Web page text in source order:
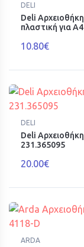
DELI
Deli
πλαστική για
10.80€
DELI
Deli
231.365095
20.00€
ARDA